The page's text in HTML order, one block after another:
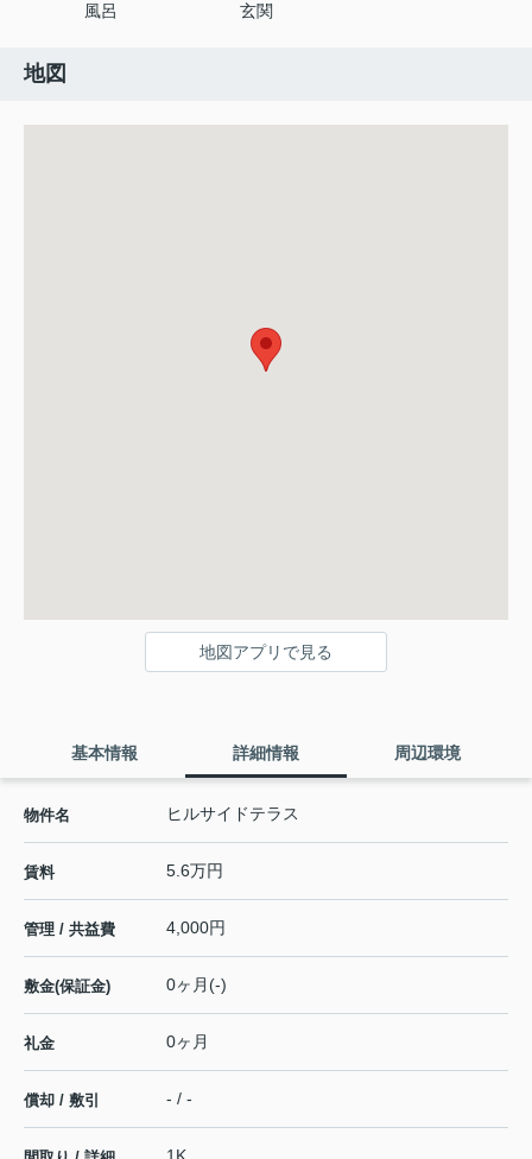
風呂 玄関
地図
地図アプリで見る
基本情報 詳細情報 周辺環境
物件名 ヒルサイドテラス
賃料 5.6万円
管理 / 共益費 4,000円
敷金(保証金) 0ヶ月(-)
礼金 0ヶ月
償却 / 敷引 - / -
1K